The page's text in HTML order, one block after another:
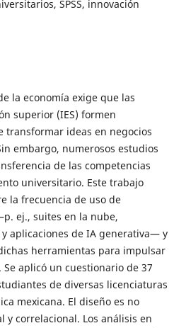
SPSS, innovación
la economía exige que las
superior (IES) formen
transformar ideas en negocios
embargo, numerosos estudios
de las competencias
universitario. Este trabajo
la frecuencia de uso de
ej., suites en la nube,
aplicaciones de IA generativa— y
herramientas para impulsar
aplicó un cuestionario de 37
de diversas licenciaturas
mexicana. El diseño es no
y correlacional. Los análisis en